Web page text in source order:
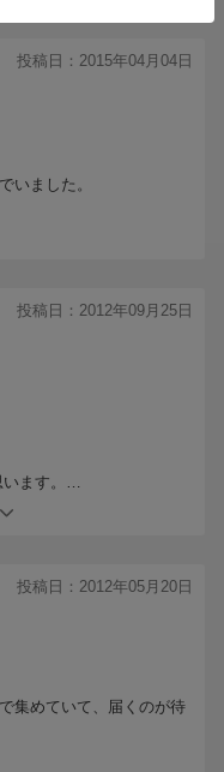
投稿日：2015年04月04日
いました。
投稿日：2012年09月25日
ます。
投稿日：2012年05月20日
集めていて、届くのが待